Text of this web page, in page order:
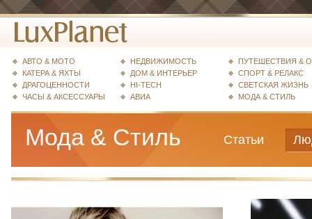
АВТО & МОТО
КАТЕРА & ЯХТЫ
ДРАГОЦЕННОСТИ
ЧАСЫ & АКСЕССУАРЫ
НЕДВИЖИМОСТЬ
ДОМ & ИНТЕРЬЕР
HI-TECH
АВИА
ПУТЕШЕСТВИЯ &
СПОРТ & РЕЛАКС
СВЕТСКАЯ ЖИЗНЬ
МОДА & СТИЛЬ
Мода & Стиль Статьи